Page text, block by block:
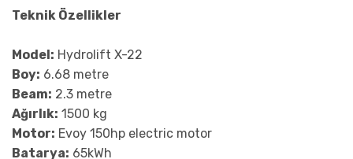
Teknik Özellikler
Model: Hydrolift X-22
Boy: 6.68 metre
Beam: 2.3 metre
Ağırlık: 1500 kg
Motor: Evoy 150hp electric motor
Batarya: 65kWh